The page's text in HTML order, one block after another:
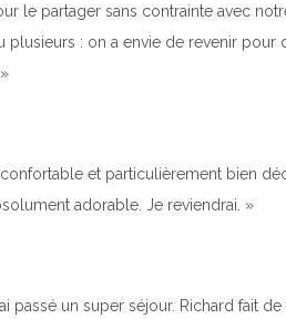
le partager sans contrainte avec
: on a envie de revenir
et particulièrement bien
adorable. Je reviendrai. »
passé un super séjour. Richard fait